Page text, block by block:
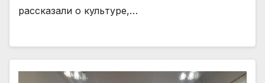
рассказали о культуре,…